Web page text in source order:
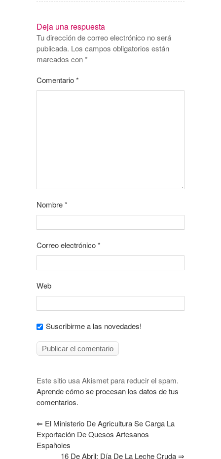
Deja una respuesta
Tu dirección de correo electrónico no será
publicada. Los campos obligatorios están
marcados con*
Comentario*
Nombre*
Correo electrónico*
Web
Suscribirme a las novedades!
Este sitio usa Akismet para reducir el spam.
Aprende cómo se procesan los datos de tus
comentarios.
⇐ El Ministerio De Agricultura Se Carga La
Exportación De Quesos Artesanos
Españoles
16 De Abril: Día De La Leche Cruda⇒